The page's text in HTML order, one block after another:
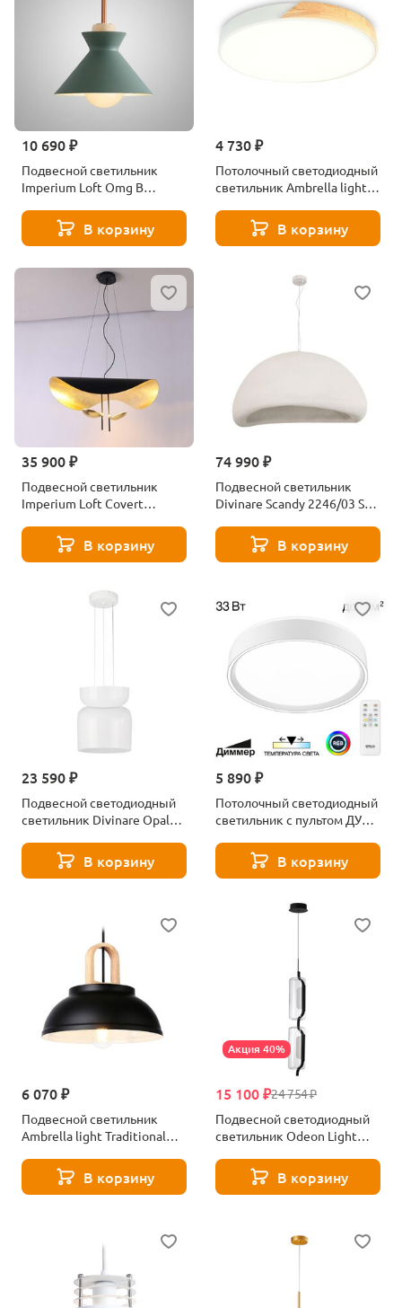
10 690 ₽
Подвесной светильник
Imperium Loft Omg B
В корзину
4 730 ₽
Потолочный светодиодный
светильник Ambrella light
В корзину
35 900 ₽
Подвесной светильник
Imperium Loft Covert
В корзину
74 990 ₽
Подвесной светильник
Divinare Scandy 2246/03 SP-
В корзину
23 590 ₽
Подвесной светодиодный
светильник Divinare Opal
В корзину
5 890 ₽
Потолочный светодиодный
светильник с пультом ДУ
В корзину
6 070 ₽
Подвесной светильник
Ambrella light Traditional
В корзину
Акция 40%
24 754 ₽
15 100 ₽
Подвесной светодиодный
светильник Odeon Light
В корзину